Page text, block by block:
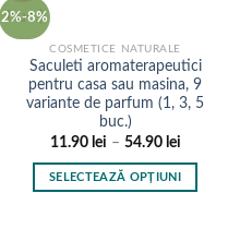
fi
alese
în
pagina
produsului.
2%-8%
COSMETICE NATURALE
Saculeti aromaterapeutici
pentru casa sau masina, 9
variante de parfum (1, 3, 5
buc.)
11.90 lei – 54.90 leiInterval
prețuri:
11.90 lei
SELECTEAZĂ OPȚIUNI